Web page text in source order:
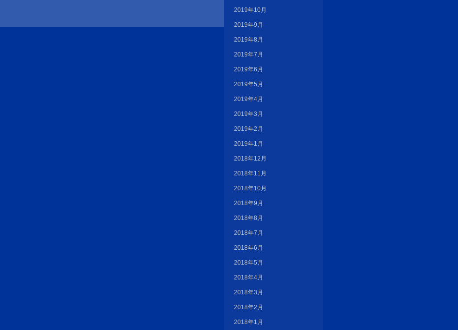
2019年10月
2019年9月
2019年8月
2019年7月
2019年6月
2019年5月
2019年4月
2019年3月
2019年2月
2019年1月
2018年12月
2018年11月
2018年10月
2018年9月
2018年8月
2018年7月
2018年6月
2018年5月
2018年4月
2018年3月
2018年2月
2018年1月